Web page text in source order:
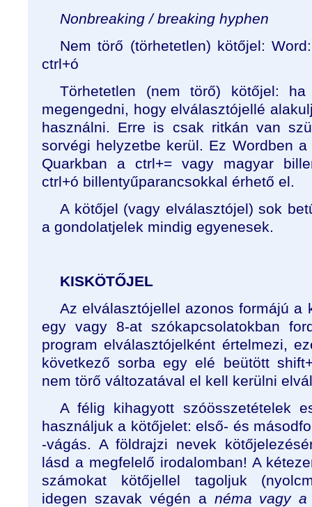
Nonbreaking / breaking hyphen
Nem törő (törhetetlen) kötőjel:
ctrl+ó
Törhetetlen (nem törő) kötőjel:
megengedni, hogy elválasztójellé
használni. Erre is csak ritkán van
sorvégi helyzetbe kerül. Ez Wordben
Quarkban a ctrl+= vagy magyar
ctrl+ó billentyűparancsokkal érhető el.
A kötőjel (vagy elválasztójel) sok
a gondolatjelek mindig egyenesek.
KISKÖTŐJEL
Az elválasztójellel azonos formájú a
egy vagy 8-at szókapcsolatokban
program elválasztójelként értelmezi,
következő sorba egy elé beütött
nem törő változatával el kell kerülni
A félig kihagyott szóösszetételek
használjuk a kötőjelet: első- és
-vágás. A földrajzi nevek
lásd a megfelelő irodalomban! A
számokat kötőjellel tagoljuk
idegen szavak végén a néma vagy a